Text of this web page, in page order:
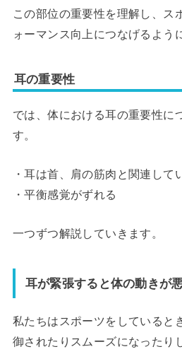
この部位の重要性を理解し、ス
ォーマンス向上につなげるよう
耳の重要性
では、体における耳の重要性に
す。
・耳は首、肩の筋肉と関連して
・平衡感覚がずれる
一つずつ解説していきます。
耳が緊張すると体の動きが
私たちはスポーツをしていると
御されたりスムーズになったり